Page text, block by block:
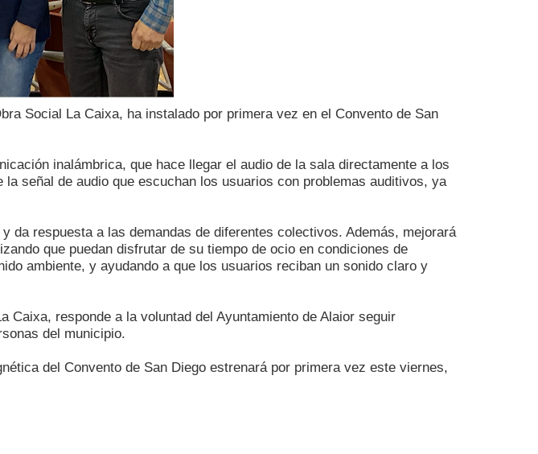
Social La Caixa, ha instalado por primera vez en el Convento de San
inalámbrica, que hace llegar el audio de la sala directamente a los
señal de audio que escuchan los usuarios con problemas auditivos, ya
da respuesta a las demandas de diferentes colectivos. Además, mejorará
que puedan disfrutar de su tiempo de ocio en condiciones de
ambiente, y ayudando a que los usuarios reciban un sonido claro y
responde a la voluntad del Ayuntamiento de Alaior seguir
del municipio.
del Convento de San Diego estrenará por primera vez este viernes,